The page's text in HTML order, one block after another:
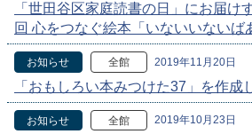
「世田谷区家庭読書の日」にお届
回 心をつなぐ絵本「いないいないば
お知らせ 全館 2019年11月20日
「おもしろい本みつけた37」を作成
お知らせ 全館 2019年10月23日